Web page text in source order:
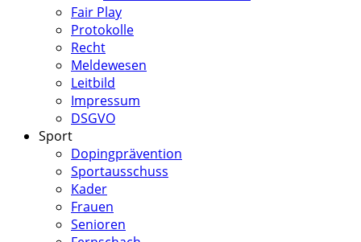
Fair Play
Protokolle
Recht
Meldewesen
Leitbild
Impressum
DSGVO
Sport
Dopingprävention
Sportausschuss
Kader
Frauen
Senioren